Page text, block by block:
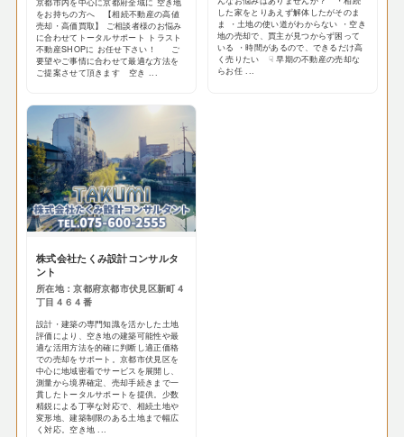
をお持ちの方へ 【相続不動産の高値
売却・高価買取】 ご相談者様のお悩み
に合わせてトータルサポート トラスト
不動産SHOPに お任せ下さい！ ご
要望やご事情に合わせて最適な方法を
ご提案させて頂きます 空き ...
した家をとりあえず解体したがそのま
ま ・土地の使い道がわからない ・空き
地の売却で、買主が見つからず困って
いる ・時間があるので、できるだけ高
く売りたい ☟ 早期の不動産の売却な
らお任 ...
株式会社たくみ設計コンサルタ
ント
所在地：京都府京都市伏見区新町４
丁目４６４番
設計・建築の専門知識を活かした土地
評価により、空き地の建築可能性や最
適な活用方法を的確に判断し適正価格
での売却をサポート。京都市伏見区を
中心に地域密着でサービスを展開し、
測量から境界確定、売却手続きまで一
貫したトータルサポートを提供。少数
精鋭による丁寧な対応で、相続土地や
変形地、建築制限のある土地まで幅広
く対応。空き地 ...